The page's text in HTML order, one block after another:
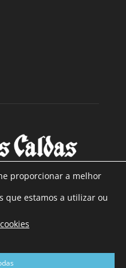
e mais de 90 anos de
de 40.000 leitores por
distribuição em Portugal
proporcionar a melhor
que estamos a utilizar ou